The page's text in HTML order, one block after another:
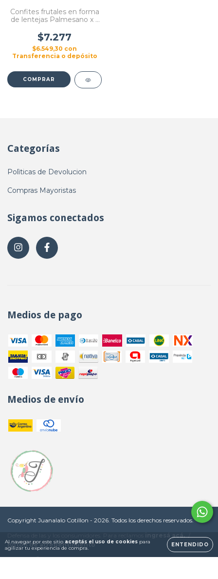
Al navegar por este sitio aceptás el uso de cookies para
agilizar tu experiencia de compra.
ENTENDIDO
Confites frutales en forma
de lentejas Palmesano x 1
$7.277
$6.549,30 con
Transferencia o depósito
Categorías
Polìticas de Devolucion
Compras Mayoristas
Sigamos conectados
Medios de pago
Medios de envío
Copyright Juanalalo Cotillon - 2026. Todos los derechos reservados.
Botón de arrepentimiento